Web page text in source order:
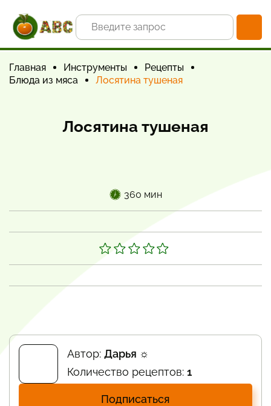
Главная Инструменты
Рецепты
Блюда из мяса
Лосятина тушеная
Лосятина тушеная
360 мин
Автор: Дарья ☼
Количество рецептов: 1
Подписаться